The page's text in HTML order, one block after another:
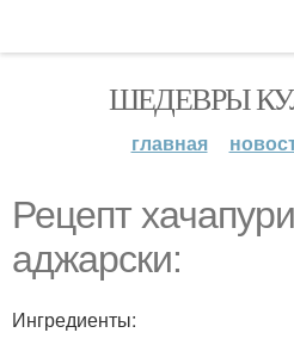
ШЕДЕВРЫ
главная
Рецепт
аджарски:
Ингредиенты: